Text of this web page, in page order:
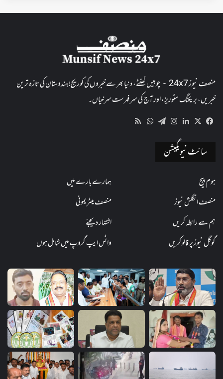
منصف نیوز 24x7 - چوبیس گھنٹے، دنیا بھر سے خبروں کی کوریج! ہندوستان کی تازہ ترین
خبریں، بریکنگ سٹوریز، اور آج کی سرفہرست سرخیاں۔
Facebook
X
LinkedIn
Instagram
Telegram
WhatsApp
سائٹ نیویگیشن
ہوم پیج
ہمارے بارے میں
منصف انگلش نیوز
منصف میٹریمونی
ہم سے رابطہ کریں
اشتہار دیجئے
گوگل نیوز پر فالو کریں
واٹس ایپ گروپ میں شامل ہوں